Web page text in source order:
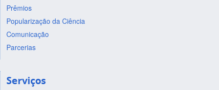
Prêmios
Popularização da Ciência
Comunicação
Parcerias
Serviços